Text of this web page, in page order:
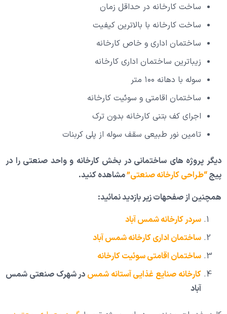
ساخت کارخانه در حداقل زمان
ساخت کارخانه با بالاترین کیفیت
ساختمان اداری و خاص کارخانه
زیباترین ساختمان اداری کارخانه
سوله با دهانه ۱۰۰ متر
ساختمان اقامتی و سوئیت کارخانه
اجرای کف بتنی کارخانه بدون ترک
تامین نور طبیعی سقف سوله از پلی کربنات
دیگر پروژه های ساختمانی در بخش کارخانه و واحد صنعتی را در
پیج“طراحی کارخانه صنعتی”مشاهده کنید.
همچنین از صفحهات زیر بازدید نمائید:
سردر کارخانه شمس آباد
ساختمان اداری کارخانه شمس آباد
ساختمان اقامتی سوئیت کارخانه
کارخانه صنایع غذایی آستانه شمس در شهرک صنعتی شمس
آباد